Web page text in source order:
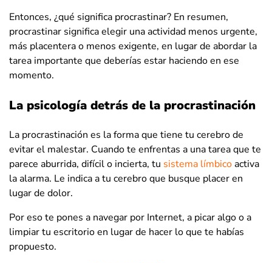
Entonces, ¿qué significa procrastinar? En resumen,
procrastinar significa elegir una actividad menos urgente,
más placentera o menos exigente, en lugar de abordar la
tarea importante que deberías estar haciendo en ese
momento.
La psicología detrás de la procrastinación
La procrastinación es la forma que tiene tu cerebro de
evitar el malestar. Cuando te enfrentas a una tarea que te
parece aburrida, difícil o incierta, tu sistema límbicoactiva
la alarma. Le indica a tu cerebro que busque placer en
lugar de dolor.
Por eso te pones a navegar por Internet, a picar algo o a
limpiar tu escritorio en lugar de hacer lo que te habías
propuesto.